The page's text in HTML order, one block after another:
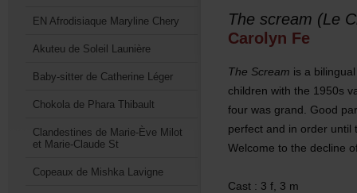
ENAfrodisiaqueMarylineChery
AkuteudeSoleilLaunière
Baby-sitterdeCatherineLéger
ChokoladePharaThibault
ClandestinesdeMarie-ÈveMilot
etMarie-ClaudeSt
CopeauxdeMishkaLavigne
CarolynFe
TheScream
Cast:3f,3m